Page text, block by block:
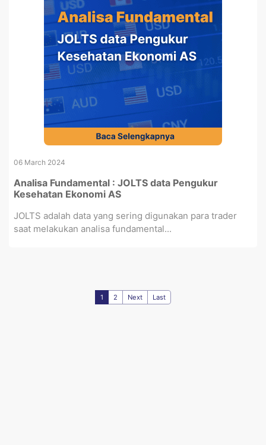
06 March 2024
Analisa Fundamental : JOLTS data Pengukur
Kesehatan Ekonomi AS
JOLTS adalah data yang sering digunakan para trader
saat melakukan analisa fundamental...
1 2 Next Last